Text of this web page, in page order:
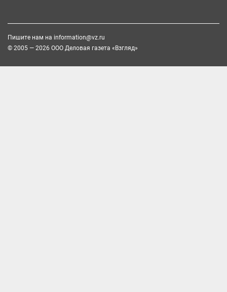
Пишите нам на information@vz.ru
© 2005 — 2026 ООО Деловая газета «Взгляд»